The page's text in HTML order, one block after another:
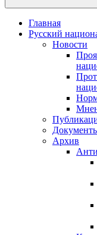
Главная
Русский
Новости
Архив